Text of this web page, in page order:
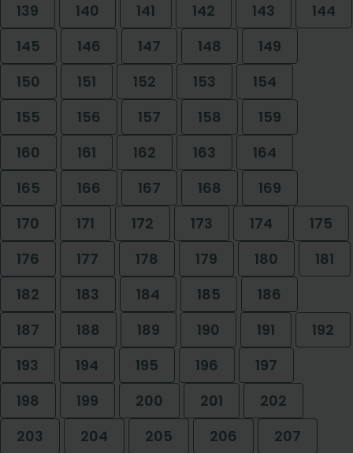
139
140 141 142 143
144
145
146 147 148
149
150
151 152 153
154
155
156 157 158
159
160
161 162 163
164
165
166 167 168
169
170
171 172 173 174
175
176
177 178 179 180
181
182
183 184 185
186
187
188 189 190 191
192
193
194 195 196
197
198
199 200 201
202
203
204 205 206
207